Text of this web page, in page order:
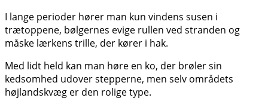
I lange perioder hører man kun vindens susen i
trætoppene, bølgernes evige rullen ved stranden og
måske lærkens trille, der kører i hak.
Med lidt held kan man høre en ko, der brøler sin
kedsomhed udover stepperne, men selv områdets
højlandskvæg er den rolige type.